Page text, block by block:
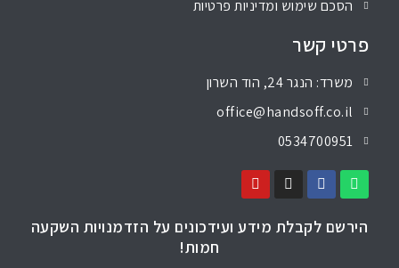
הסכם שימוש ומדיניות פרטיות
פרטי קשר
משרד: הנגר 24, הוד השרון
office@handsoff.co.il
0534700951
הירשם לקבלת מידע ועידכונים על הזדמנויות השקעה
חמות!